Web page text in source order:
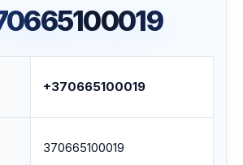
+370665100019
370665100019